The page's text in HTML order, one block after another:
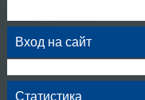
Вход на сайт
Статистика